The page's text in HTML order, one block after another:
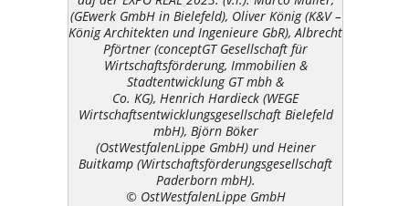
(GEwerk GmbH in Bielefeld), Oliver König (K&V –
König Architekten und Ingenieure GbR), Albrecht
Pförtner (conceptGT Gesellschaft für
Wirtschaftsförderung, Immobilien &
Stadtentwicklung GT mbh &
Co. KG), Henrich Hardieck (WEGE
Wirtschaftsentwicklungsgesellschaft Bielefeld
mbH), Björn Böker
(OstWestfalenLippe GmbH) und Heiner
Buitkamp (Wirtschaftsförderungsgesellschaft
Paderborn mbH).
© OstWestfalenLippe GmbH